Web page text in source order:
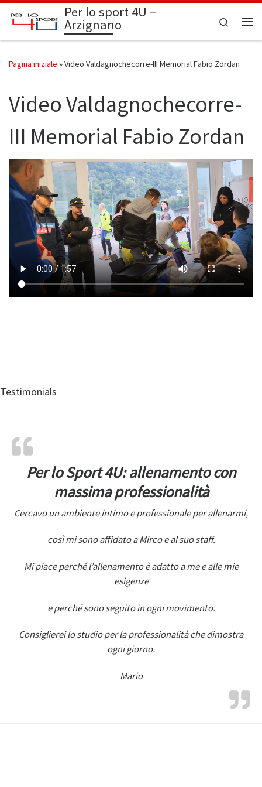
Passa al contenutoPer lo sport 4U –
Arzignano
Search
Pagina iniziale »Video Valdagnochecorre-III Memorial Fabio Zordan
Video Valdagnochecorre-
III Memorial Fabio Zordan
Testimonials
Per lo Sport 4U: allenamento con
massima professionalità
Cercavo un ambiente intimo e professionale per allenarmi,
così mi sono affidato a Mirco e al suo staff.
Mi piace perché l’allenamento è adatto a me e alle mie
esigenze
e perché sono seguito in ogni movimento.
Consiglierei lo studio per la professionalità che dimostra
ogni giorno.
Mario